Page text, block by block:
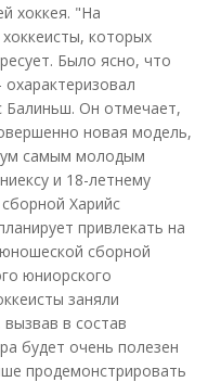
хоккея. "На
которых
Было ясно, что
Балиньш. Он отмечает,
новая модель,
самым молодым
и 18-летнему
Харийс
привлекать на
сборной
юниорского
заняли
в состав
будет очень полезен
продемонстрировать